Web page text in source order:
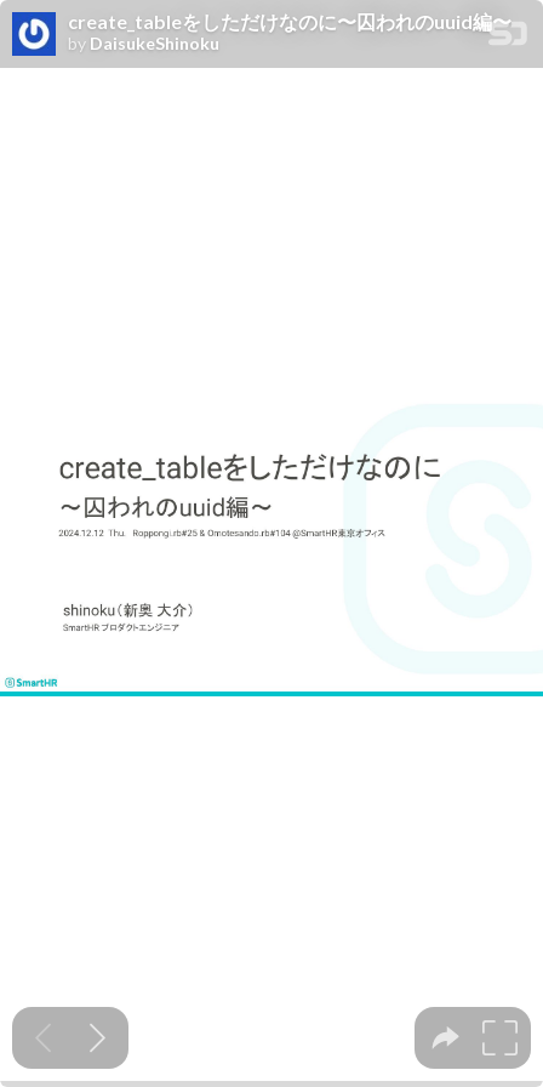
create_tableをしただけなのに〜囚われのuuid編〜
by DaisukeShinoku